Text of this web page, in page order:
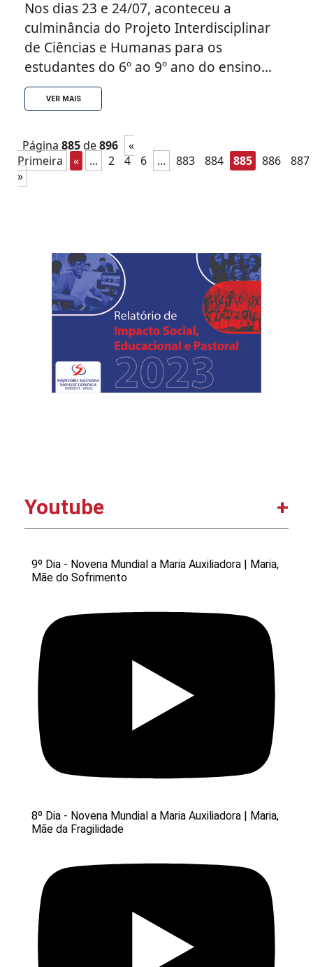
Nos dias 23 e 24/07, aconteceu a
culminância do Projeto Interdisciplinar
de Ciências e Humanas para os
estudantes do 6º ao 9º ano do ensino
fundamental 2 do Colégio Salesiano do
Salvador (Nazaré). Uma série de
programação. No primeiro dia, os
estudantes participaram de uma oficina
de contos e brincadeiras, mesa redonda
segundo dia contou com a presença dos
repentistas Paraíba da Viola e Zé
Rodrigues. Houve ainda socialização dos
trabalhos das equipes no Teatro da
escola. Por Elisane Alves
VER MAIS
Página 885de896
«
Primeira
« ... 2 4 6 ... 883 884 885 886
887
»
Youtube
9º Dia - Novena Mundial a Maria Auxiliadora | Maria,
Mãe do Sofrimento
8º Dia - Novena Mundial a Maria Auxiliadora | Maria,
Mãe da Fragilidade